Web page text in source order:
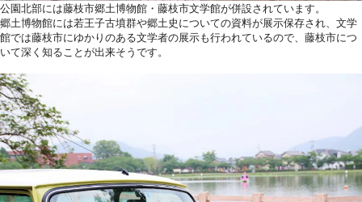
公園北部には藤枝市郷土博物館・藤枝市文学館が併設されています。
郷土博物館には若王子古墳群や郷土史についての資料が展示保存され、文学
館では藤枝市にゆかりのある文学者の展示も行われているので、藤枝市につ
いて深く知ることが出来そうです。